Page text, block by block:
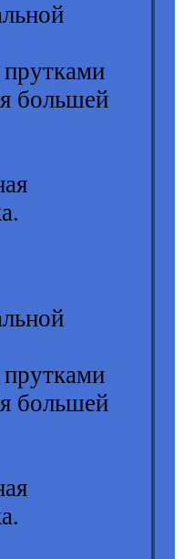
большей
большей